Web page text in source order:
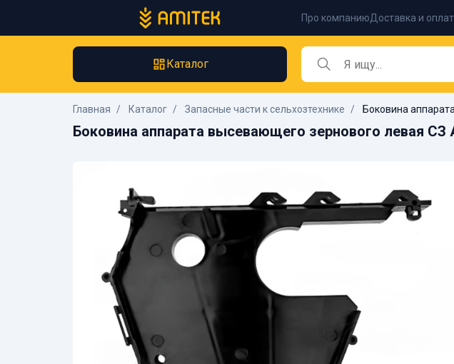
Про компаниюДоставка и
Каталог
Главная Каталог Запасные части к сельхозтехнике Боковина
Боковина аппарата высевающего зернового левая СЗ